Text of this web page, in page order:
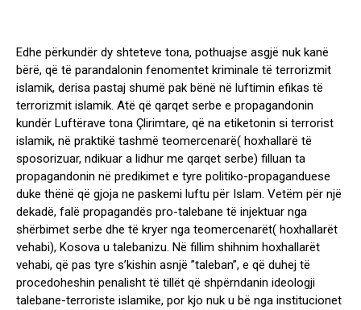
Edhe përkundër dy shteteve tona, pothuajse asgjë nuk kanë
bërë, që të parandalonin fenomentet kriminale të terrorizmit
islamik, derisa pastaj shumë pak bënë në luftimin efikas të
terrorizmit islamik. Atë që qarqet serbe e propagandonin
kundër Luftërave tona Çlirimtare, që na etiketonin si terrorist
islamik, në praktikë tashmë teomercenarë( hoxhallarë të
sposorizuar, ndikuar a lidhur me qarqet serbe) filluan ta
propagandonin në predikimet e tyre politiko-propaganduese
duke thënë që gjoja ne paskemi luftu për Islam. Vetëm për një
dekadë, falë propagandës pro-talebane të injektuar nga
shërbimet serbe dhe të kryer nga teomercenarët( hoxhallarët
vehabi), Kosova u talebanizu. Në fillim shihnim hoxhallarët
vehabi, që pas tyre s’kishin asnjë ”taleban”, e që duhej të
procedoheshin penalisht të tillët që shpërndanin ideologji
talebane-terroriste islamike, por kjo nuk u bë nga institucionet